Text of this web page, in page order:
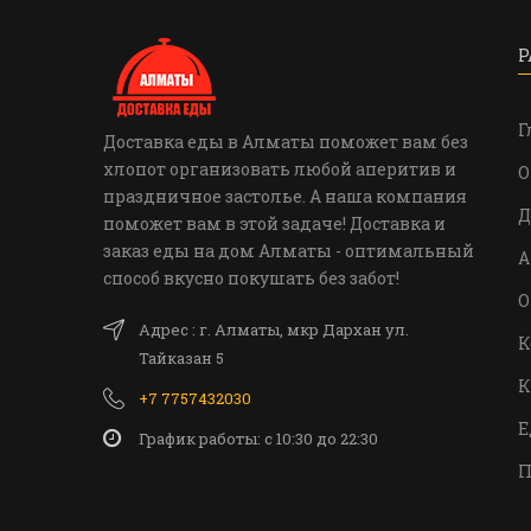
Доставка еды в Алматы поможет вам без
хлопот организовать любой аперитив и
праздничное застолье. А наша компания
поможет вам в этой задаче! Доставка и
заказ еды на дом Алматы - оптимальный
способ вкусно покушать без забот!
Адрес : г. Алматы, мкр Дархан ул.
Тайказан 5
+7 7757432030
График работы: c 10:30 до 22:30